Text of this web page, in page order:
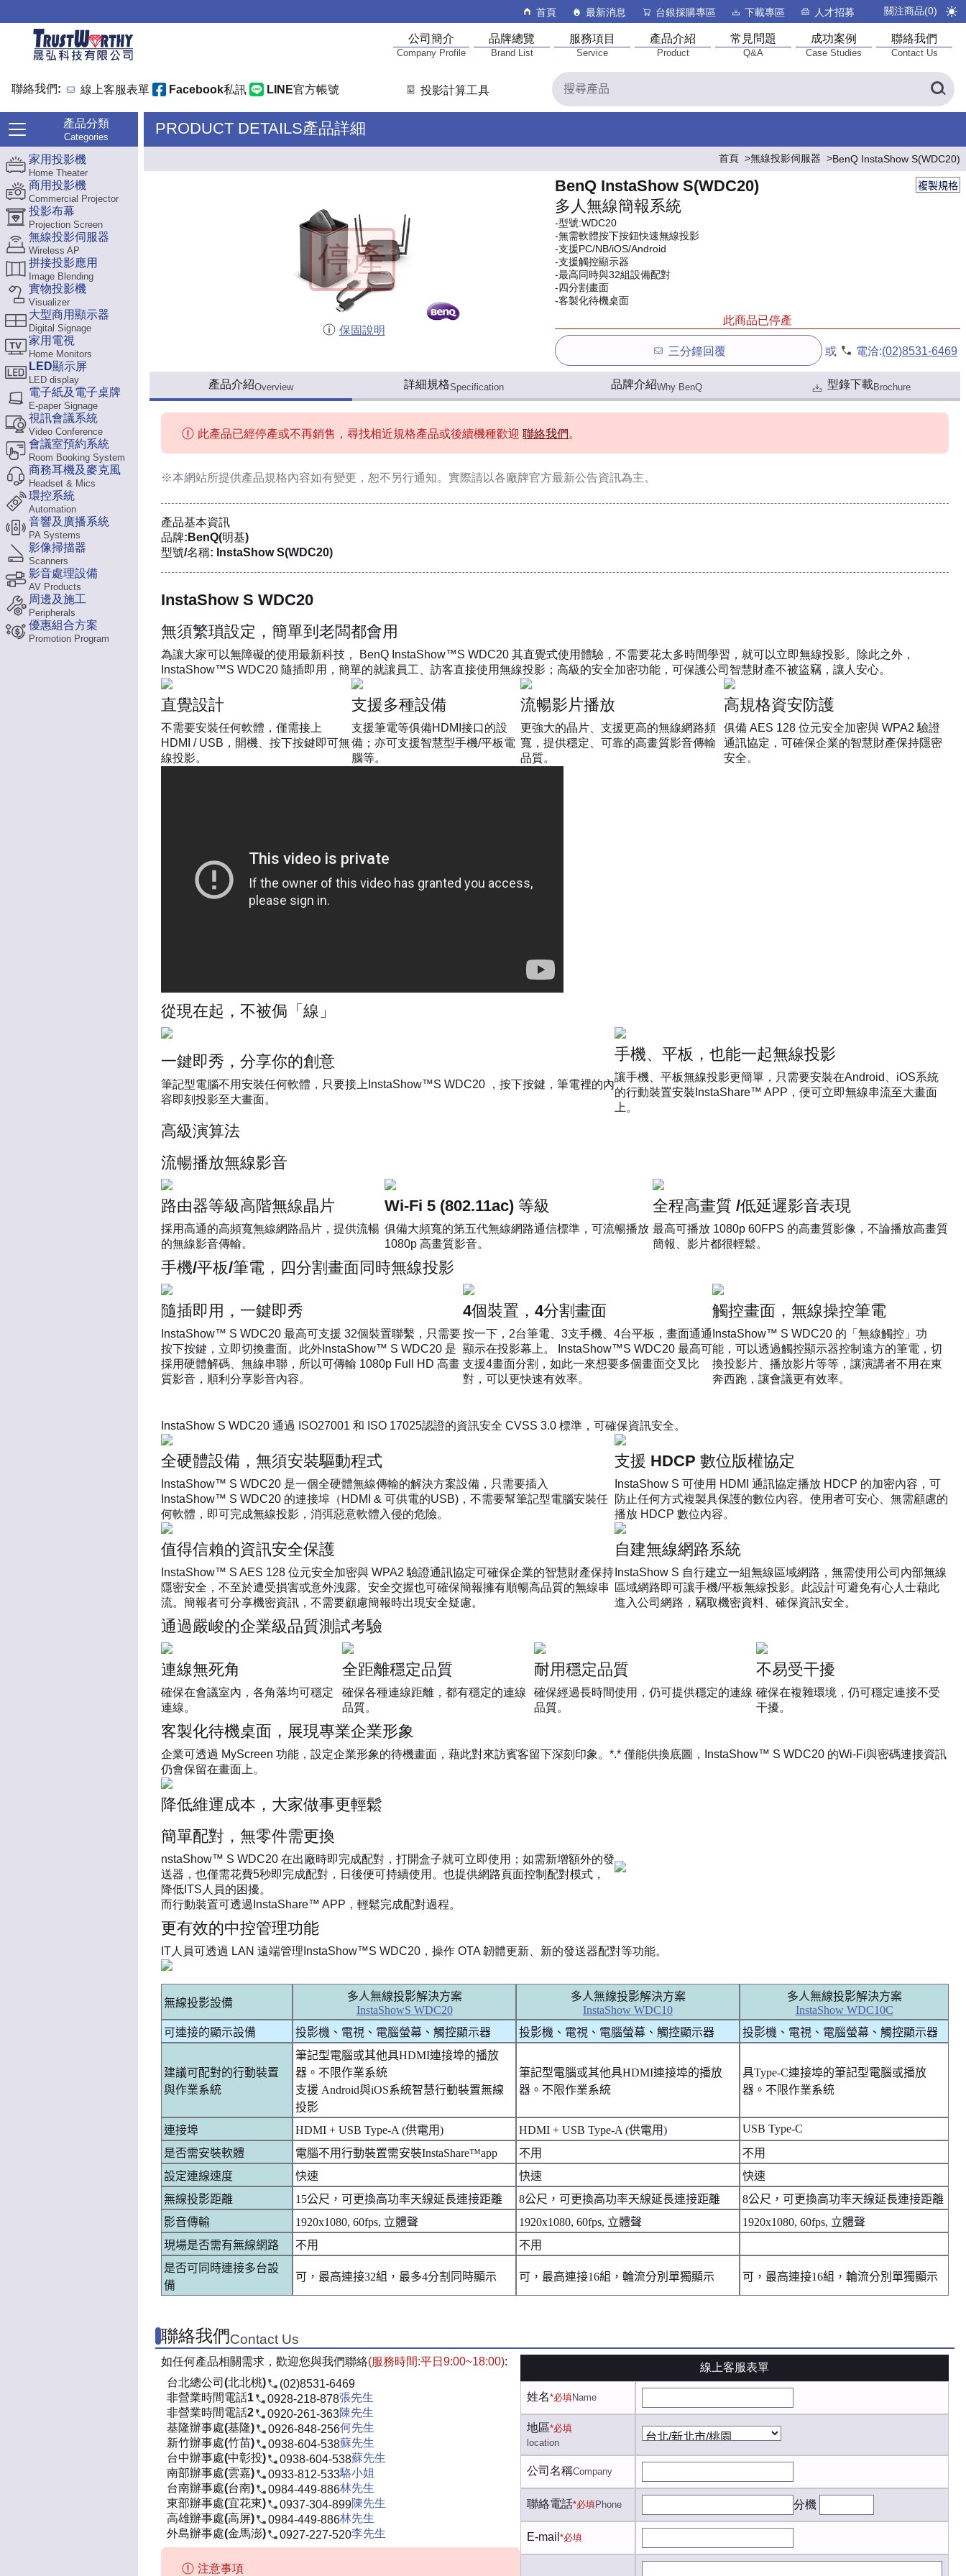
首頁 最新消息 台銀採購專區 下載專區 人才招募 關注商品(0)
公司簡介
Company Profile
品牌總覽
Brand List
服務項目
Service
產品介紹
Product
常見問題
Q&A
成功案例
Case Studies
聯絡我們
Contact Us
聯絡我們: 線上客服表單 Facebook私訊 LINE官方帳號 投影計算工具
產品分類
Categories
家用投影機
Home Theater
商用投影機
Commercial Projector
投影布幕
Projection Screen
無線投影伺服器
Wireless AP
拼接投影應用
Image Blending
實物投影機
Visualizer
大型商用顯示器
Digital Signage
家用電視
Home Monitors
LED顯示屏
LED display
電子紙及電子桌牌
E-paper Signage
視訊會議系統
Video Conference
會議室預約系統
Room Booking System
商務耳機及麥克風
Headset & Mics
環控系統
Automation
音響及廣播系統
PA Systems
影像掃描器
Scanners
影音處理設備
AV Products
周邊及施工
Peripherals
優惠組合方案
Promotion Program
PRODUCT DETAILS產品詳細
首頁 無線投影伺服器 BenQ InstaShow S(WDC20)
複製規格
保固說明
BenQ InstaShow S(WDC20)
多人無線簡報系統
-型號:WDC20
-無需軟體按下按鈕快速無線投影
-支援PC/NB/iOS/Android
-支援觸控顯示器
-最高同時與32組設備配對
-四分割畫面
-客製化待機桌面
此商品已停產
三分鐘回覆 或 電洽:(02)8531-6469
產品介紹Overview 詳細規格Specification 品牌介紹Why BenQ 型錄下載Brochure
此產品已經停產或不再銷售，尋找相近規格產品或後續機種歡迎聯絡我們 。
※本網站所提供產品規格內容如有變更，恕不另行通知。實際請以各廠牌官方最新公告資訊為主。
產品基本資訊
品牌:BenQ(明基)
型號/名稱: InstaShow S(WDC20)
InstaShow S WDC20
無須繁瑣設定，簡單到老闆都會用
為讓大家可以無障礙的使用最新科技， BenQ InstaShow™S WDC20 其直覺式使用體驗，不需要花太多時間學習，就可以立即無線投影。除此之外，
InstaShow™S WDC20 隨插即用，簡單的就讓員工、訪客直接使用無線投影；高級的安全加密功能，可保護公司智慧財產不被盜竊，讓人安心。
直覺設計
不需要安裝任何軟體，僅需接上
HDMI / USB，開機、按下按鍵即可無
線投影。
支援多種設備
支援筆電等俱備HDMI接口的設
備；亦可支援智慧型手機/平板電
腦等。
流暢影片播放
更強大的晶片、支援更高的無線網路頻
寬，提供穩定、可靠的高畫質影音傳輸
品質。
高規格資安防護
俱備 AES 128 位元安全加密與 WPA2 驗證
通訊協定，可確保企業的智慧財產保持隱密
安全。
從現在起，不被侷「線」
一鍵即秀，分享你的創意
筆記型電腦不用安裝任何軟體，只要接上InstaShow™S WDC20 ，按下按鍵，筆電裡的內
容即刻投影至大畫面。
手機、平板，也能一起無線投影
讓手機、平板無線投影更簡單，只需要安裝在Android、iOS系統
的行動裝置安裝InstaShare™ APP，便可立即無線串流至大畫面
上。
高級演算法
流暢播放無線影音
路由器等級高階無線晶片
採用高通的高頻寬無線網路晶片，提供流暢
的無線影音傳輸。
Wi-Fi 5 (802.11ac) 等級
俱備大頻寬的第五代無線網路通信標準，可流暢播放
1080p 高畫質影音。
全程高畫質 /低延遲影音表現
最高可播放 1080p 60FPS 的高畫質影像，不論播放高畫質
簡報、影片都很輕鬆。
手機/平板/筆電，四分割畫面同時無線投影
隨插即用，一鍵即秀
InstaShow™ S WDC20 最高可支援 32個裝置聯繫，只需要
按下按鍵，立即切換畫面。此外InstaShow™ S WDC20 是
採用硬體解碼、無線串聯，所以可傳輸 1080p Full HD 高畫
質影音，順利分享影音內容。
4個裝置，4分割畫面
按一下，2台筆電、3支手機、4台平板，畫面通通
顯示在投影幕上。 InstaShow™S WDC20 最高可
支援4畫面分割，如此一來想要多個畫面交叉比
對，可以更快速有效率。
觸控畫面，無線操控筆電
InstaShow™ S WDC20 的「無線觸控」功
能，可以透過觸控顯示器控制遠方的筆電，切
換投影片、播放影片等等，讓演講者不用在東
奔西跑，讓會議更有效率。
InstaShow S WDC20 通過 ISO27001 和 ISO 17025認證的資訊安全 CVSS 3.0 標準，可確保資訊安全。
全硬體設備，無須安裝驅動程式
InstaShow™ S WDC20 是一個全硬體無線傳輸的解決方案設備，只需要插入
InstaShow™ S WDC20 的連接埠（HDMI & 可供電的USB)，不需要幫筆記型電腦安裝任
何軟體，即可完成無線投影，消弭惡意軟體入侵的危險。
支援 HDCP 數位版權協定
InstaShow S 可使用 HDMI 通訊協定播放 HDCP 的加密內容，可
防止任何方式複製具保護的數位內容。使用者可安心、無需顧慮的
播放 HDCP 數位內容。
值得信賴的資訊安全保護
InstaShow™ S AES 128 位元安全加密與 WPA2 驗證通訊協定可確保企業的智慧財產保持
隱密安全，不至於遭受損害或意外洩露。安全交握也可確保簡報擁有順暢高品質的無線串
流。簡報者可分享機密資訊，不需要顧慮簡報時出現安全疑慮。
自建無線網路系統
InstaShow S 自行建立一組無線區域網路，無需使用公司內部無線
區域網路即可讓手機/平板無線投影。此設計可避免有心人士藉此
進入公司網路，竊取機密資料、確保資訊安全。
通過嚴峻的企業級品質測試考驗
連線無死角
確保在會議室內，各角落均可穩定
連線。
全距離穩定品質
確保各種連線距離，都有穩定的連線
品質。
耐用穩定品質
確保經過長時間使用，仍可提供穩定的連線
品質。
不易受干擾
確保在複雜環境，仍可穩定連接不受
干擾。
客製化待機桌面，展現專業企業形象
企業可透過 MyScreen 功能，設定企業形象的待機畫面，藉此對來訪賓客留下深刻印象。*.* 僅能供換底圖，InstaShow™ S WDC20 的Wi-Fi與密碼連接資訊
仍會保留在畫面上。
降低維運成本，大家做事更輕鬆
簡單配對，無零件需更換
nstaShow™ S WDC20 在出廠時即完成配對，打開盒子就可立即使用；如需新增額外的發
送器，也僅需花費5秒即完成配對，日後便可持續使用。也提供網路頁面控制配對模式，
降低ITS人員的困擾。
而行動裝置可透過InstaShare™ APP，輕鬆完成配對過程。
更有效的中控管理功能
IT人員可透過 LAN 遠端管理InstaShow™S WDC20，操作 OTA 韌體更新、新的發送器配對等功能。
無線投影設備
多人無線投影解決方案
InstaShowS WDC20
多人無線投影解決方案
InstaShow WDC10
多人無線投影解決方案
InstaShow WDC10C
可連接的顯示設備
投影機、電視、電腦螢幕、觸控顯示器 投影機、電視、電腦螢幕、觸控顯示器 投影機、電視、電腦螢幕、觸控顯示器
建議可配對的行動裝置
與作業系統
筆記型電腦或其他具HDMI連接埠的播放
器。不限作業系統
支援 Android與iOS系統智慧行動裝置無線
投影
筆記型電腦或其他具HDMI連接埠的播放
器。不限作業系統
具Type-C連接埠的筆記型電腦或播放
器。不限作業系統
連接埠 HDMI + USB Type-A (供電用) HDMI + USB Type-A (供電用)
USB Type-C
是否需安裝軟體
電腦不用行動裝置需安裝InstaShare™app 不用
不用
設定連線速度
快速 快速
快速
無線投影距離
15公尺，可更換高功率天線延長連接距離 8公尺，可更換高功率天線延長連接距離
8公尺，可更換高功率天線延長連接距離
影音傳輸
1920x1080, 60fps, 立體聲 1920x1080, 60fps, 立體聲
1920x1080, 60fps, 立體聲
現場是否需有無線網路
不用
不用
是否可同時連接多台設
備
可，最高連接32組，最多4分割同時顯示 可，最高連接16組，輪流分別單獨顯示 可，最高連接16組，輪流分別單獨顯示
聯絡我們Contact Us
如任何產品相關需求，歡迎您與我們聯絡(服務時間:平日9:00~18:00):
台北總公司(北北桃)
(02)8531-6469
非營業時間電話1
0928-218-878張先生
非營業時間電話2
0920-261-363陳先生
基隆辦事處(基隆)
0926-848-256何先生
新竹辦事處(竹苗)
0938-604-538蘇先生
台中辦事處(中彰投)
0938-604-538蘇先生
南部辦事處(雲嘉)
0933-812-533駱小姐
台南辦事處(台南)
0984-449-886林先生
東部辦事處(宜花東)
0937-304-899陳先生
高雄辦事處(高屏)
0984-449-886林先生
外島辦事處(金馬澎)
0927-227-520李先生
注意事項
線上客服表單
姓名*必填Name
地區*必填
location
公司名稱Company
聯絡電話*必填Phone 分機
E-mail *必填